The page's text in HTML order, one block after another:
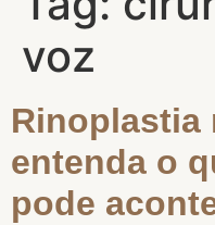
voz
Rinoplastia
entenda o
pode